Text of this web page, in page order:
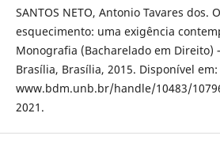
SANTOS NETO, Antonio Tavares dos.
esquecimento: uma exigência
Monografia (Bacharelado em Direito)
Brasília, Brasília, 2015. Disponível em:
www.bdm.unb.br/handle/10483/
2021.